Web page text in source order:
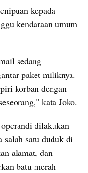
kepada
kendaraan umum
sedang
paket miliknya.
korban dengan
kata Joko.
dilakukan
salah satu duduk di
alamat, dan
batu merah